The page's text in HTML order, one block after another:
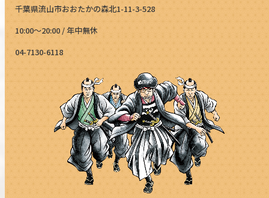
千葉県流山市おおたかの森北1-11-3-528
10:00～20:00 / 年中無休
04-7130-6118